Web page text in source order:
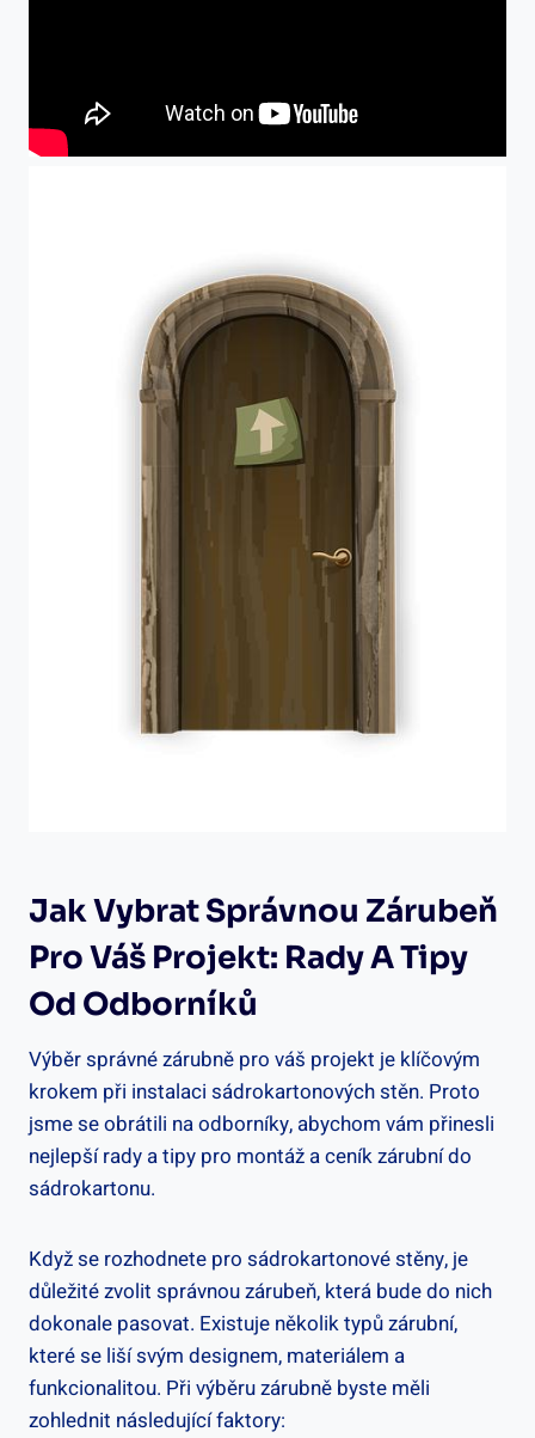
Jak Vybrat Správnou Zárubeň
Pro Váš Projekt: Rady A Tipy
Od Odborníků
Výběr správné zárubně pro váš projekt je klíčovým
krokem při instalaci sádrokartonových stěn. Proto
jsme se obrátili na odborníky, abychom vám přinesli
nejlepší rady a tipy pro montáž a ceník zárubní do
sádrokartonu.
Když se rozhodnete pro sádrokartonové stěny, je
důležité zvolit správnou zárubeň, která bude do nich
dokonale pasovat. Existuje několik typů zárubní,
které se liší svým designem, materiálem a
funkcionalitou. Při výběru zárubně byste měli
zohlednit následující faktory: